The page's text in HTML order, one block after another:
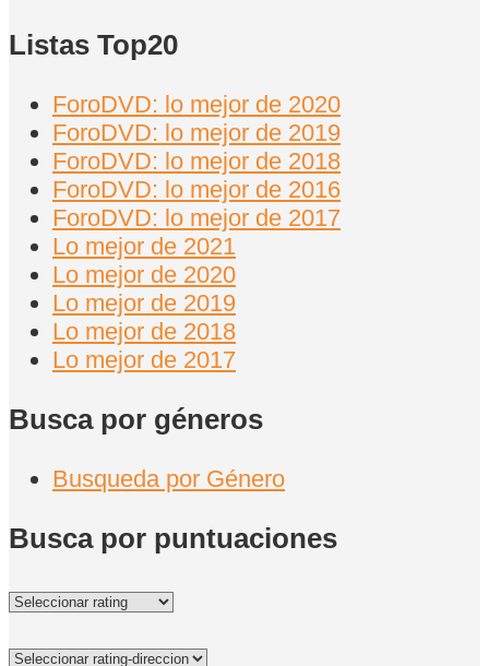
Listas Top20
ForoDVD: lo mejor de 2020
ForoDVD: lo mejor de 2019
ForoDVD: lo mejor de 2018
ForoDVD: lo mejor de 2016
ForoDVD: lo mejor de 2017
Lo mejor de 2021
Lo mejor de 2020
Lo mejor de 2019
Lo mejor de 2018
Lo mejor de 2017
Busca por géneros
Busqueda por Género
Busca por puntuaciones